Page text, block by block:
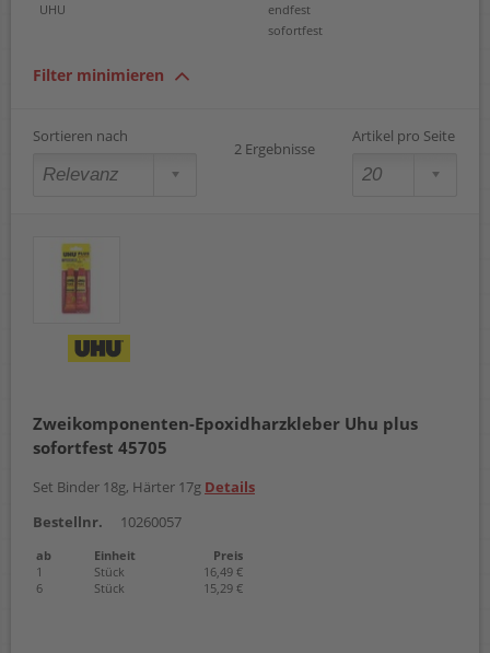
UHU
endfest
sofortfest
Filter minimieren
Sortieren nach
2 Ergebnisse
Artikel pro Seite
Zweikomponenten-Epoxidharzkleber Uhu plus
sofortfest 45705
Set Binder 18g, Härter 17g Details
Bestellnr.
10260057
ab Einheit
Preis
1
Stück
16,49 €
6
Stück 15,29 €